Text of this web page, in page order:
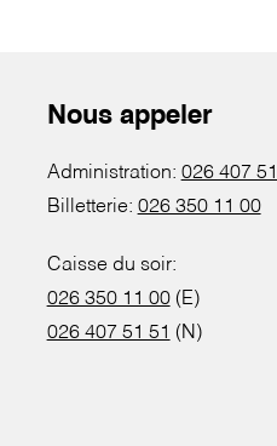
Nous appeler
Administration: 026 407
Billetterie: 026 350 11 00
Caisse du soir:
026 350 11 00(E)
026 407 51 51 (N)